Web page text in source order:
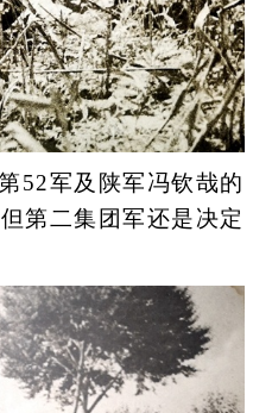
军及陕军冯钦哉的
第二集团军还是决定